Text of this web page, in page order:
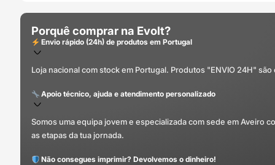
Porquê comprar na Evolt?
Envio rápido (24h) de produtos em Portugal
Loja nacional com stock em Portugal. Produtos "ENVIO 24H"
Apoio técnico, ajuda e atendimento personalizado
Somos uma equipa jovem e especializada com sede em Aveiro
as etapas da tua jornada.
Não consegues imprimir? Devolvemos o dinheiro!